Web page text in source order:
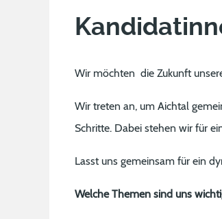
Wir möchten die Zukunft
Wir treten an, um Aichtal
Schritte. Dabei stehen wir für
Lasst uns gemeinsam für ein
Welche Themen sind uns